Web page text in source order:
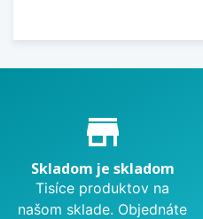
Proč nakupovat u nás?
store_mall_directory
Skladom je skladom
Tisíce produktov na
našom sklade. Objednáte